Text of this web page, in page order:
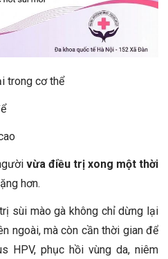
trong cơ thể
vừa điều trị xong một thời
hơn.
sùi mào gà không chỉ dừng lại
ngoài, mà còn cần thời gian để
HPV, phục hồi vùng da, niêm